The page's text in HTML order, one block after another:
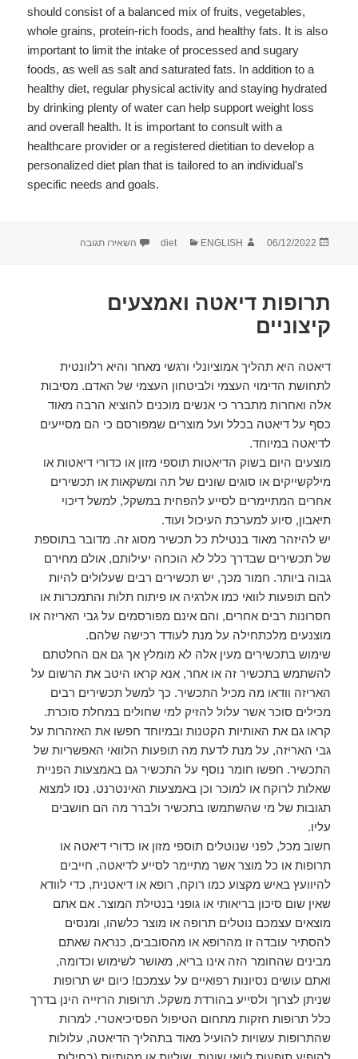
should consist of a balanced mix of fruits, vegetables,
whole grains, protein-rich foods, and healthy fats. It is also
important to limit the intake of processed and sugary
foods, as well as salt and saturated fats. In addition to a
healthy diet, regular physical activity and staying hydrated
by drinking plenty of water can help support weight loss
and overall health. It is important to consult with a
healthcare provider or a registered dietitian to develop a
personalized diet plan that is tailored to an individual's
specific needs and goals.
פורסם
06/12/2022 מחבר diet
קטגוריות ENGLISH השאירו תגובה
תרופות דיאטה ואמצעים
קיצוניים
דיאטה היא תהליך אמוציונלי ורגשי מאחר והיא רלוונטית
לתחושת הדימוי העצמי ולביטחון העצמי של האדם. מסיבות
אלה ואחרות מתברר כי אנשים מוכנים להוציא הרבה מאוד
כסף על דיאטה בכלל ועל מוצרים שמפורסם כי הם מסייעים
לדיאטה במיוחד.
מוצעים היום בשוק הדיאטות תוספי מזון או כדורי דיאטות או
מילקשייקים או סוגים שונים של תה ומשקאות או תכשירים
אחרים המתיימרים לסייע להפחית במשקל, למשל דיכוי
תיאבון, סיוע למערכת העיכול ועוד.
יש להיזהר מאוד בנטילת כל תכשיר מסוג זה. מדובר בתוספת
של תכשירים שבדרך כלל לא הוכחה יעילותם, אולם מחירם
גבוה ביותר. חמור מכך, יש תכשירים רבים שעלולים להיות
להם תופעות לוואי כמו אלרגיה או פיתוח תלות והתמכרות או
חסרונות רבים אחרים, והם אינם מפורסמים על גבי האריזה או
מוצנעים מלכתחילה על מנת לעודד רכישה שלהם.
שימוש בתכשירים מעין אלה לא מומלץ אך גם אם החלטתם
להשתמש בתכשיר זה או אחר, אנא קראו היטב את הרשום על
האריזה וודאו מה מכיל התכשיר. כך למשל תכשירים רבים
מכילים סוכר אשר עלול להזיק למי שחולים במחלת סוכרת.
קראו גם את האותיות הקטנות ובמיוחד חפשו את האזהרות על
גבי האריזה, על מנת לדעת מה תופעות הלוואי האפשריות של
התכשיר. חפשו חומר נוסף על התכשיר גם באמצעות הפניית
שאלות לרוקח או למוכר וכן באמצעות האינטרנט. נסו למצוא
תגובות של מי שהשתמשו בתכשיר ולברר מה הם חושבים
עליו.
חשוב מכל, לפני שנוטלים תוספי מזון או כדורי דיאטה או
תרופות או כל מוצר אשר מתיימר לסייע לדיאטה, חייבים
להיוועץ באיש מקצוע כמו רוקח, רופא או דיאטנית, כדי לוודא
שאין שום סיכון בריאותי או גופני בנטילת המוצר. אם אתם
מוצאים עצמכם נוטלים תרופה או מוצר כלשהו, ומנסים
להסתיר עובדה זו מהרופא או מהסובבים, כנראה שאתם
מבינים שהחומר הזה אינו בריא, מאושר לשימוש וכדומה,
ואתם עושים נסיונות רפואיים על עצמכם! כיום יש תרופות
שניתן לצרוך ולסייע בהורדת משקל. תרופות הרזייה הינן בדרך
כלל תרופות חזקות מתחום הטיפול הפסיכיאטרי. למרות
שהתרופות עשויות להועיל מאוד בתהליך הדיאטה, עלולות